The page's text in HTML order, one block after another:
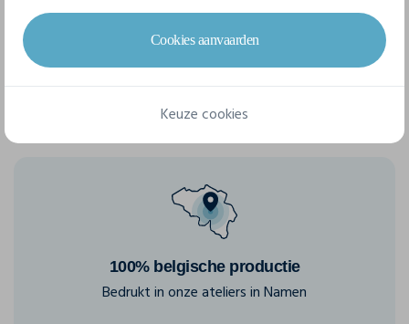
100% belgische productie
Bedrukt in onze ateliers in Namen
Cookies aanvaarden
Keuze cookies